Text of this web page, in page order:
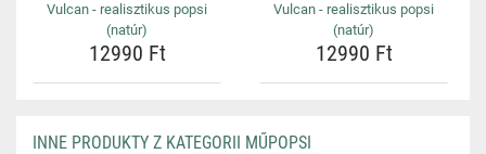
Vulcan - realisztikus popsi
(natúr)
12990 Ft
Vulcan - realisztikus popsi
(natúr)
12990 Ft
INNE PRODUKTY Z KATEGORII MŰPOPSI